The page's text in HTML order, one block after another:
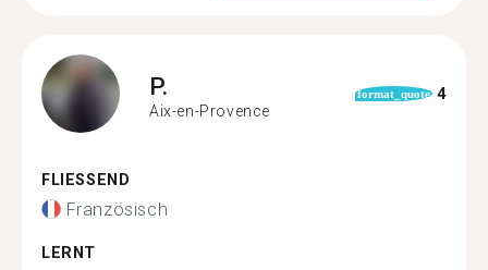
P.
Aix-en-Provence
format_quote 4
FLIESSEND
Französisch
LERNT